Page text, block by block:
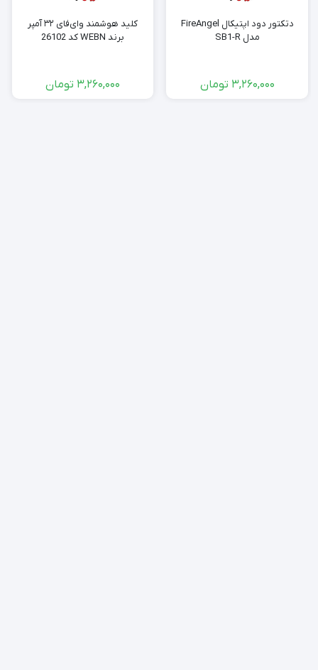
دتکتور دود اپتیکال FireAngel
مدل SB1-R
3,260,000 تومان
کلید هوشمند وای‌فای ۳۲ آمپر
برند WEBN کد 26102
3,260,000 تومان